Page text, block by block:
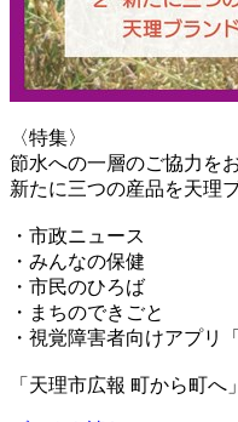
〈特集〉
節水への一層のご協力を
新たに三つの産品を天理
・市政ニュース
・みんなの保健
・市民のひろば
・まちのできごと
・視覚障害者向けアプリ
「天理市広報 町から町